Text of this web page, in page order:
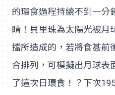
的環食過程持續不到一分
睛！貝里珠為太陽光被月
擋所造成的，若將食甚前
合排列，可模擬出月球表
了這次日環食！？下次